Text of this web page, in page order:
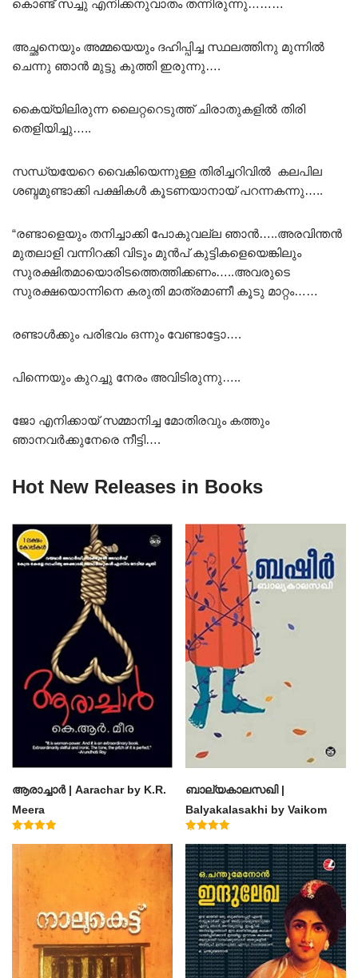
കൊണ്ട് സച്ചു എനിക്കനുവാതം തന്നിരുന്നു………
അച്ഛനെയും അമ്മയെയും ദഹിപ്പിച്ച സ്ഥലത്തിനു മുന്നിൽ
ചെന്നു ഞാൻ മുട്ടു കുത്തി ഇരുന്നു….
കൈയ്യിലിരുന്ന ലൈറ്ററെടുത്ത് ചിരാതുകളിൽ തിരി
തെളിയിച്ചു…..
സന്ധ്യയേറെ വൈകിയെന്നുള്ള തിരിച്ചറിവിൽ കലപില
ശബ്ദമുണ്ടാക്കി പക്ഷികൾ കൂടണയാനായ് പറന്നകന്നു…..
“രണ്ടാളെയും തനിച്ചാക്കി പോകുവല്ല ഞാൻ…..അരവിന്തൻ
മുതലാളി വന്നിറക്കി വിടും മുൻപ് കുട്ടികളെയെങ്കിലും
സുരക്ഷിതമായൊരിടത്തെത്തിക്കണം…..അവരുടെ
സുരക്ഷയൊന്നിനെ കരുതി മാത്രമാണീ കൂടു മാറ്റം……
രണ്ടാൾക്കും പരിഭവം ഒന്നും വേണ്ടാട്ടോ….
പിന്നെയും കുറച്ചു നേരം അവിടിരുന്നു…..
ജോ എനിക്കായ് സമ്മാനിച്ച മോതിരവും കത്തും
ഞാനവർക്കുനേരെ നീട്ടി….
Hot New Releases in Books
ആരാച്ചാര്‍ | Aarachar by K.R.
Meera
ബാല്യകാലസഖി |
Balyakalasakhi by Vaikom
Muhammad Basheer
4.60
out of 5